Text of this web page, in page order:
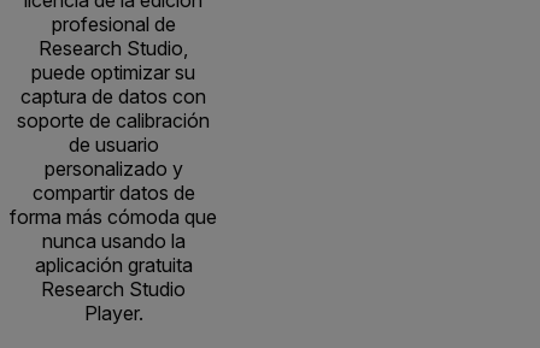
profesional de
Research Studio,
puede optimizar su
captura de datos con
soporte de calibración
de usuario
personalizado y
compartir datos de
forma más cómoda que
nunca usando la
aplicación gratuita
Research Studio
Player.